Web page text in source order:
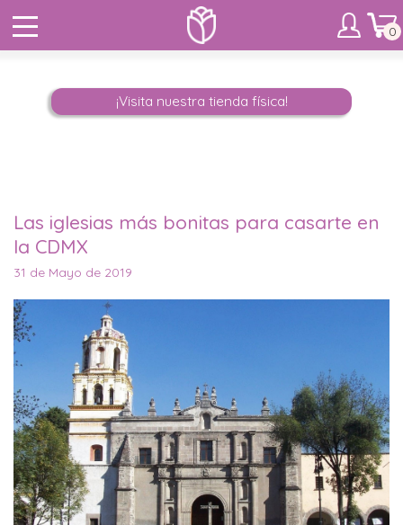
0
¡Visita nuestra tienda física!
Las iglesias más bonitas para casarte en
la CDMX
31 de Mayo de 2019